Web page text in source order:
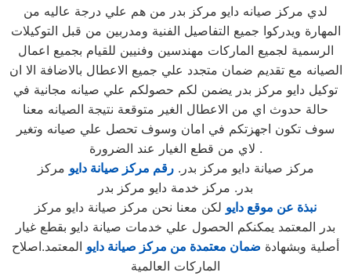
لدي مركز صيانه دايو مركز بدر من هم علي درجة عاليه من
المهارة ويدركوا جميع التفاصيل الفنية ومدربين من قبل التوكيلات
الرسمية لجميع الماركات مهندسين وفنيين للقيام بجميع اعمال
الصيانه مع تقديم ضمان متجدد علي جميع الاعطال بالاضافة الا ان
توكيل دايو مركز بدر يضمن لكم حصولكم علي صيانه مجانية في
حالة حدوث اي من الاعطال الغير متوقعة نتيجة الصيانه معنا
سوف تكون اجهزتكم في امان وسوف تحصل علي صيانه وتغير
لاي من قطع الغيار عند الضرورة .
مركز صيانة دايو مركز بدر.رقم مركز صيانة دايو مركز
بدر. مركز خدمة دايو مركز بدر
نبذة عن موقع دايو لكن معنا نحن مركز صيانة دايو مركز
بدر المعتمد يمكنكم الحصول علي خدمات صيانة دايو بقطع غيار
أصلية وبشهادة ضمان معتمدة من مركز صيانة دايو المعتمد.اصلاح
الماركات العالمية